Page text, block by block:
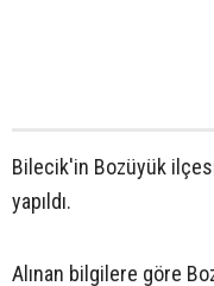
Bilecik'in Bozüyük
yapıldı.
Alınan bilgilere göre